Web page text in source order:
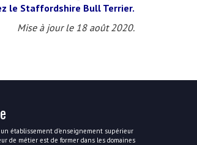
le Staffordshire Bull Terrier.
Mise à jour le 18 août 2020.
établissement d’enseignement supérieur
de métier est de former dans les domaines